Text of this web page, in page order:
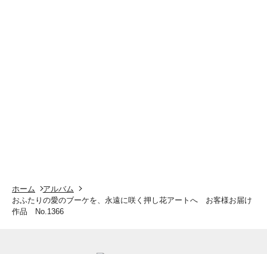
ホーム
アルバム
おふたりの愛のブーケを、永遠に咲く押し花アートへ お客様お届け
作品 No.1366